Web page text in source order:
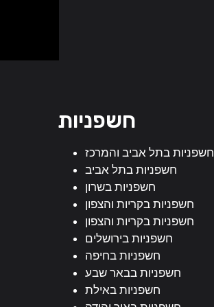
חשפניות
חשפניות בתל אביב והמרכז
חשפניות בתל אביב
חשפניות בשרון
חשפניות בקריות והצפון
חשפניות בקריות והצפון
חשפניות בירושלים
חשפניות בחיפה
חשפניות בבאר שבע
חשפניות באילת